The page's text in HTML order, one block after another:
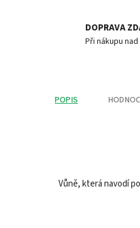
DOPRAVA
Při nákupu nad
POPIS
Vůně, která navodí